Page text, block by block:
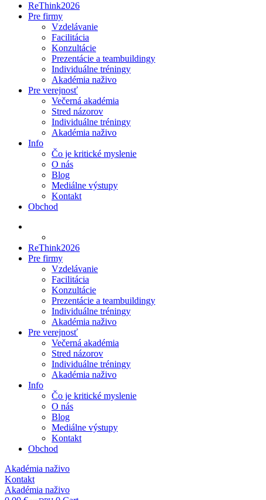
ReThink2026
Pre firmy
Vzdelávanie
Facilitácia
Konzultácie
Prezentácie a teambuildingy
Individuálne tréningy
Akadémia naživo
Pre verejnosť
Večerná akadémia
Stred názorov
Individuálne tréningy
Akadémia naživo
Info
Čo je kritické myslenie
O nás
Blog
Mediálne výstupy
Kontakt
Obchod
ReThink2026
Pre firmy
Vzdelávanie
Facilitácia
Konzultácie
Prezentácie a teambuildingy
Individuálne tréningy
Akadémia naživo
Pre verejnosť
Večerná akadémia
Stred názorov
Individuálne tréningy
Akadémia naživo
Info
Čo je kritické myslenie
O nás
Blog
Mediálne výstupy
Kontakt
Obchod
Akadémia naživo
Kontakt
Akadémia naživo